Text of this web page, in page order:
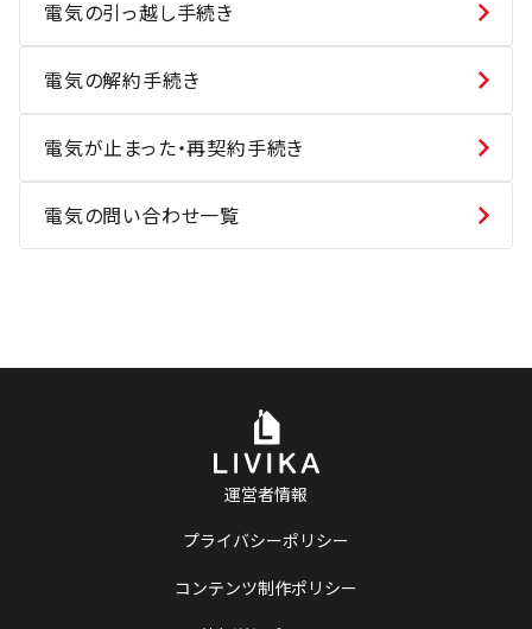
電気の引っ越し手続き
電気の解約手続き
電気が止まった・再契約手続き
電気の問い合わせ一覧
運営者情報
プライバシーポリシー
コンテンツ制作ポリシー